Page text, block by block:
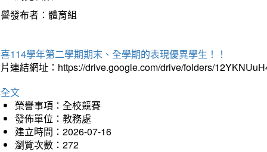
發布者：體育組
114學年第二學期期末、全學期的表現優異學生！！
連結網址：https://drive.google.com/drive/folders/
文
榮譽事項：全校競賽
發佈單位：教務處
建立時間：2026-07-16
瀏覽次數：272